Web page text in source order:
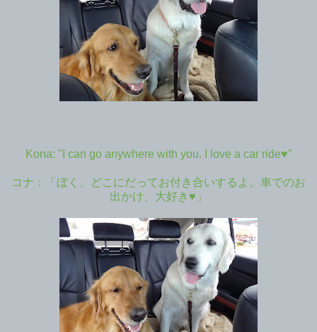
Kona: "I can go anywhere with you. I love a car ride♥"
コナ：「ぼく、どこにだってお付き合いするよ。車でのお
出かけ、大好き♥」